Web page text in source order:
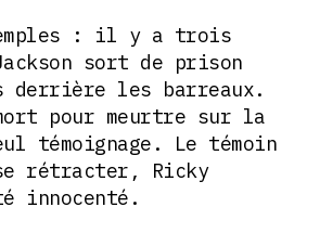
: il y a trois
sort de prison
derrière les barreaux.
mort pour meurtre sur la
témoignage. Le témoin
rétracter, Ricky
innocenté.